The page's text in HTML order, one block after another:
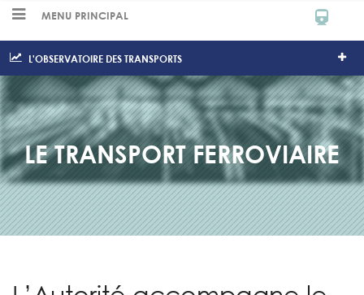
MENU PRINCIPAL
L'OBSERVATOIRE DES TRANSPORTS
LE TRANSPORT FERROVIAIRE